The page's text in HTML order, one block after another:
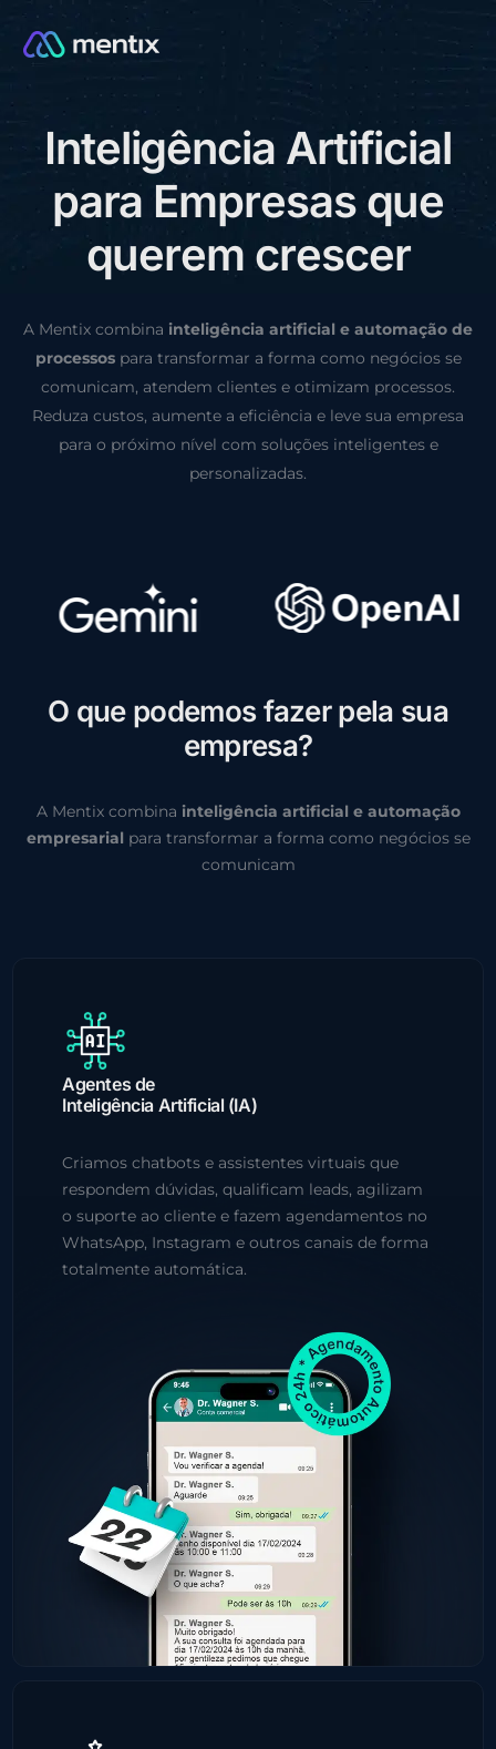
Inteligência Artificial
para Empresas que
querem crescer
A Mentix combina inteligência artificial e automação de
processospara transformar a forma como negócios se
comunicam, atendem clientes e otimizam processos.
Reduza custos, aumente a eficiência e leve sua empresa
para o próximo nível com soluções inteligentes e
personalizadas.
O que podemos fazer pela sua
empresa?
A Mentix combina inteligência artificial e automação
empresarial para transformar a forma como negócios se
comunicam
Agentes de
Inteligência Artificial (IA)
Criamos chatbots e assistentes virtuais que
respondem dúvidas, qualificam leads, agilizam
o suporte ao cliente e fazem agendamentos no
WhatsApp, Instagram e outros canais de forma
totalmente automática.
CONSULTORIA GRÁTIS